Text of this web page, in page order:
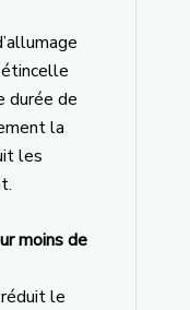
durée de
la
les
moins de
le